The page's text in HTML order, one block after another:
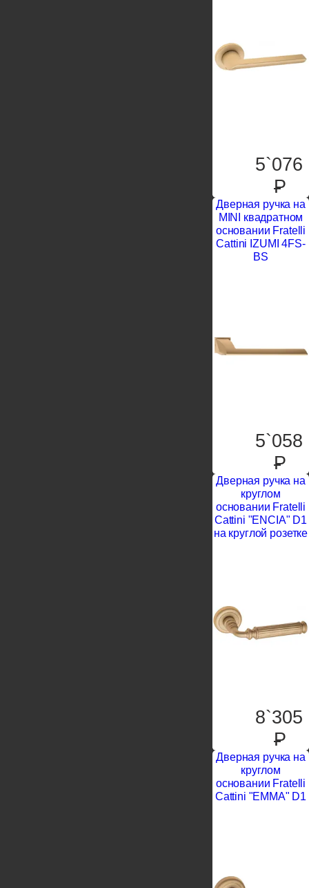
5`076
P
Дверная ручка на
MINI квадратном
основании Fratelli
Cattini IZUMI 4FS-
BS
5`058
P
Дверная ручка на
круглом
основании Fratelli
Cattini "ENCIA" D1
на круглой розетке
8`305
P
Дверная ручка на
круглом
основании Fratelli
Cattini "EMMA" D1